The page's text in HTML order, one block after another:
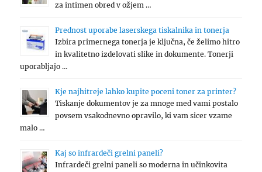
za intimen obred v ožjem …
Prednost uporabe laserskega tiskalnika in tonerja
Izbira primernega tonerja je ključna, če želimo hitro
in kvalitetno izdelovati slike in dokumente. Tonerji
uporabljajo …
Kje najhitreje lahko kupite poceni toner za printer?
Tiskanje dokumentov je za mnoge med vami postalo
povsem vsakodnevno opravilo, ki vam sicer vzame
malo …
Kaj so infrardeči grelni paneli?
Infrardeči grelni paneli so moderna in učinkovita